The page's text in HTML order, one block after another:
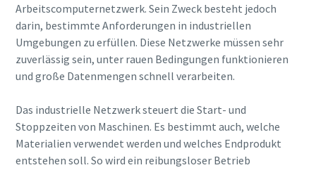
Arbeitscomputernetzwerk. Sein Zweck besteht jedoch
darin, bestimmte Anforderungen in industriellen
Umgebungen zu erfüllen. Diese Netzwerke müssen sehr
zuverlässig sein, unter rauen Bedingungen funktionieren
und große Datenmengen schnell verarbeiten.
Das industrielle Netzwerk steuert die Start- und
Stoppzeiten von Maschinen. Es bestimmt auch, welche
Materialien verwendet werden und welches Endprodukt
entstehen soll. So wird ein reibungsloser Betrieb
gelesen und akzeptiert
Senden
Anti-Roboter-Verifizierung
Hier klicken
FriendlyCaptcha ⇗